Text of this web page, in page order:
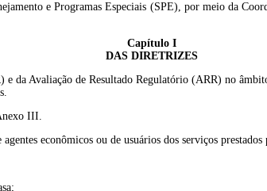
e Programas Especiais (SPE), por meio da
Capítulo I
DAS DIRETRIZES
Avaliação de Resultado Regulatório (ARR) no
III.
econômicos ou de usuários dos serviços